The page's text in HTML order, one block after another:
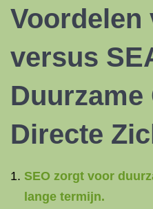
Voordelen
versus
Duurzame
Directe
SEO zorgt voor
lange termijn.